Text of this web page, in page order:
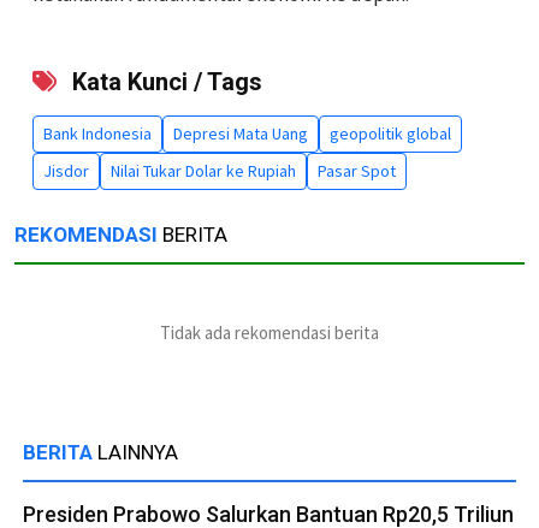
Kata Kunci / Tags
Bank Indonesia Depresi Mata Uang
geopolitik global
Jisdor
Nilai Tukar Dolar ke Rupiah Pasar Spot
REKOMENDASI BERITA
Tidak ada rekomendasi berita
BERITA LAINNYA
Presiden Prabowo Salurkan Bantuan Rp20,5 Triliun